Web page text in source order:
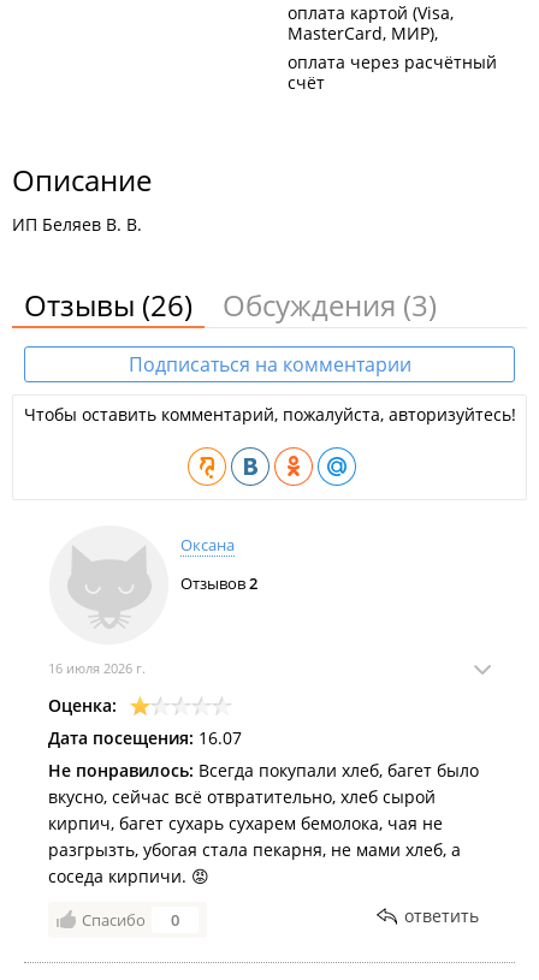
оплата картой (Visa,
MasterCard, МИР)
оплата через расчётный
счёт
Описание
ИП Беляев В. В.
Отзывы (26) Обсуждения (3)
Подписаться на комментарии
Чтобы оставить комментарий, пожалуйста, авторизуйтесь!
Оксана
Отзывов2
16 июля 2026 г.
Оценка:
Дата посещения: 16.07
Не понравилось: Всегда покупали хлеб, багет было
вкусно, сейчас всё отвратительно, хлеб сырой
кирпич, багет сухарь сухарем бемолока, чая не
разгрызть, убогая стала пекарня, не мами хлеб, а
соседа кирпичи. 😡
Спасибо 0 ответить